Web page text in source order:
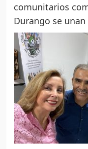
comunitarios
Durango se